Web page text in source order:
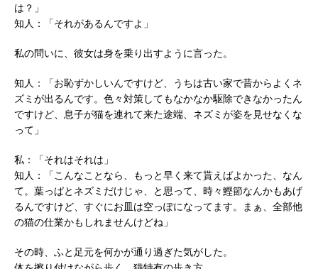
は？」
知人：「それがあるんですよ」
私の問いに、彼女は身を乗り出すように言った。
知人：「お恥ずかしいんですけど、うちは古い家で昔からよくネ
ズミが出るんです。色々対策してもなかなか駆除できなかったん
ですけど、息子が猫を連れて来た途端、ネズミが姿を見せなくな
って」
私：「それはそれは」
知人：「こんなことなら、もっと早く来て貰えばよかった、なん
て。葉っぱとネズミだけじゃ、と思って、時々鰹節なんかもあげ
るんですけど、すぐにお皿は空っぽになってます。まぁ、全部他
の猫の仕業かもしれませんけどね」
その時、ふと足元を何かが通り過ぎた気がした。